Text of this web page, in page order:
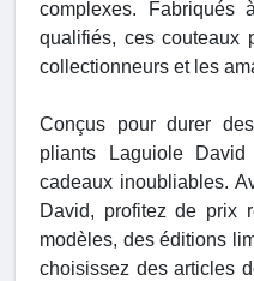
complexes.
qualifiés, ces couteaux
collectionneurs et les
Conçus pour durer
pliants Laguiole
cadeaux inoubliables.
David, profitez de prix
modèles, des éditions
choisissez des articles